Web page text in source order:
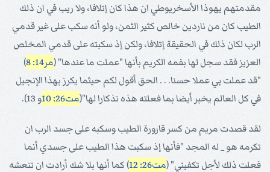
مقدمتهم يهوذا الأسخريوطي ان هذا كان إتلافا، ولا ريب في ان ذلك
الطيب كان من ناردين خالص كثير الثمن، ولو أنه سكب على غير قدمي
الرب لكان ذلك في الحقيقة إتلافا، ولكن إذ سكبته على قدمي المخلص
العزيز فقد سجل لها بفمه الكريم بأنها "عملت ما عندها" (مر14: 8
)
"قد عملت بي عملا حسنا. . . الحق أقول لكم حيثما يكرز بهذا الإنجيل
في كل العالم يخبر أيضا بما فعلته هذه تذكارا لها"(مت26: 10 و 13).
لقد قصدت مريم من كسر قارورة الطيب وسكبه على جسد الرب ان
تكرمه هو _ له المجد "فأنها إذ سكبت هذا الطيب على جسدي أنما
فعلت ذلك لأجل تكفيني" (مت26: 12
) كما أنها بلا شك أرادت ان تنعشه